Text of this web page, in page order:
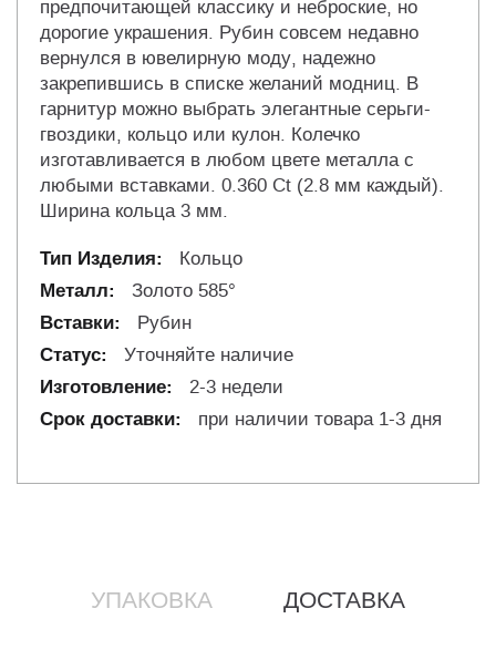
предпочитающей классику и неброские, но
дорогие украшения. Рубин совсем недавно
вернулся в ювелирную моду, надежно
закрепившись в списке желаний модниц. В
гарнитур можно выбрать элегантные серьги-
гвоздики, кольцо или кулон. Колечко
изготавливается в любом цвете металла с
любыми вставками. 0.360 Ct (2.8 мм каждый).
Ширина кольца 3 мм.
Кольцо
Золото 585°
Рубин
Уточняйте наличие
2-3 недели
при наличии товара 1-3 дня
УПАКОВКА ДОСТАВКА